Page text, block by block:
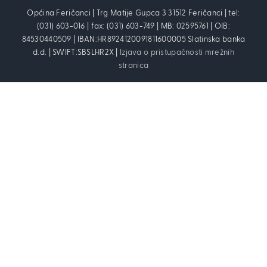
Općina Feričanci | Trg Matije Gupca 3 31512 Feričanci | tel:
(031) 603-016 | fax: (031) 603-749 | MB: 02595761 | OIB:
84530440509 | IBAN:HR8924120091811600005 Slatinska banka
d.d. | SWIFT:SBSLHR2X |
Izjava o pristupačnosti mrežnih
stranica